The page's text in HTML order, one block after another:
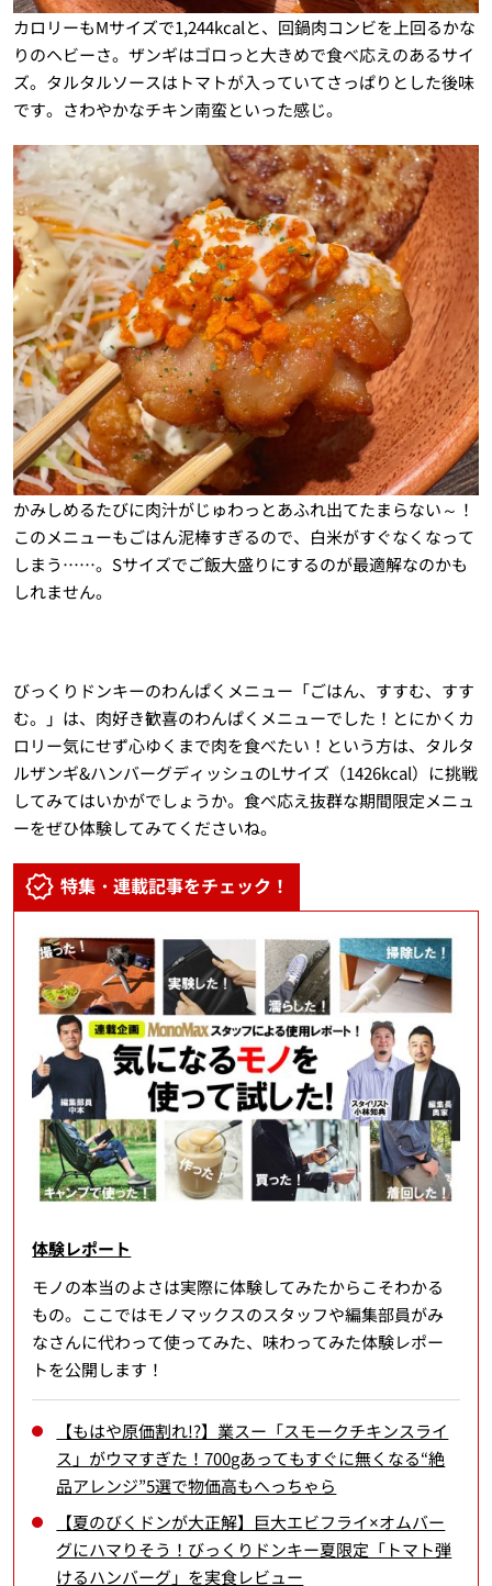
カロリーもMサイズで1,244kcalと、回鍋肉コンビを上回るかな
りのヘビーさ。ザンギはゴロっと大きめで食べ応えのあるサイ
ズ。タルタルソースはトマトが入っていてさっぱりとした後味
です。さわやかなチキン南蛮といった感じ。
かみしめるたびに肉汁がじゅわっとあふれ出てたまらない～！
このメニューもごはん泥棒すぎるので、白米がすぐなくなって
しまう……。Sサイズでご飯大盛りにするのが最適解なのかも
しれません。
びっくりドンキーのわんぱくメニュー「ごはん、すすむ、すす
む。」は、肉好き歓喜のわんぱくメニューでした！とにかくカ
ロリー気にせず心ゆくまで肉を食べたい！という方は、タルタ
ルザンギ&ハンバーグディッシュのLサイズ（1426kcal）に挑戦
してみてはいかがでしょうか。食べ応え抜群な期間限定メニュ
ーをぜひ体験してみてくださいね。
特集・連載記事をチェック！
体験レポート
モノの本当のよさは実際に体験してみたからこそわかる
もの。ここではモノマックスのスタッフや編集部員がみ
なさんに代わって使ってみた、味わってみた体験レポー
トを公開します！
【もはや原価割れ!?】業スー「スモークチキンスライ
ス」がウマすぎた！700gあってもすぐに無くなる“絶
品アレンジ”5選で物価高もへっちゃら
【夏のびくドンが大正解】巨大エビフライ×オムバー
グにハマりそう！びっくりドンキー夏限定「トマト弾
けるハンバーグ」を実食レビュー